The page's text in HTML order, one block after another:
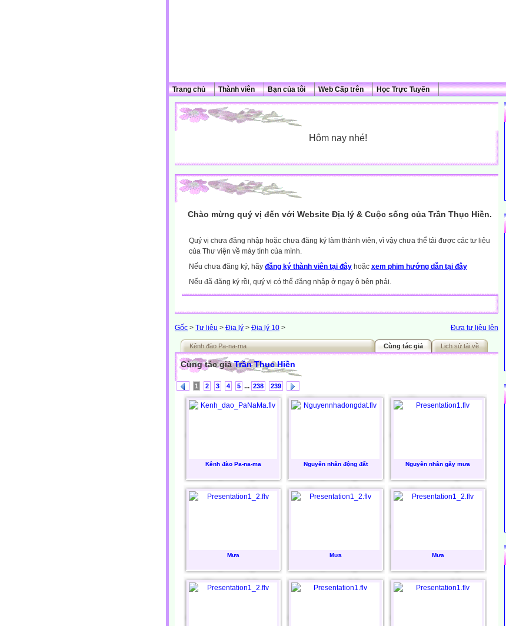
Trang chủ Thành viên Bạn của tôi Web Cấp trên Học Trực Tuyến
Hôm nay nhé!
Chào mừng quý vị đến với Website Địa lý & Cuộc sống của Trần Thục Hiền.
Quý vị chưa đăng nhập hoặc chưa đăng ký làm thành viên, vì vậy chưa thể tải được các tư liệu
của Thư viện về máy tính của mình.
Nếu chưa đăng ký, hãy đăng ký thành viên tại đây hoặc xem phim hướng dẫn tại đây
Nếu đã đăng ký rồi, quý vị có thể đăng nhập ở ngay ô bên phải.
Đưa tư liệu lên
Gốc > Tư liệu > Địa lý > Địa lý 10 >
Kênh đào Pa-na-ma Cùng tác giả Lịch sử tải về
Cùng tác giảTrần Thục Hiền
1 2 3 4 5 ... 238 239
Kênh đào Pa-na-ma Nguyên nhân động đất Nguyên nhân gây mưa
Mưa Mưa Mưa